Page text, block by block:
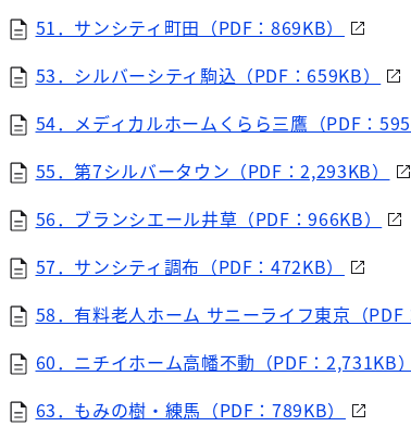
51．サンシティ町田（PDF：869KB）
53．シルバーシティ駒込（PDF：659KB）
54．メディカルホームくらら三鷹（PDF：
55．第7シルバータウン（PDF：2,293KB）
56．ブランシエール井草（PDF：966KB）
57．サンシティ調布（PDF：472KB）
58．有料老人ホーム サニーライフ東京（PDF
60．ニチイホーム高幡不動（PDF：2,731KB）
63．もみの樹・練馬（PDF：789KB）